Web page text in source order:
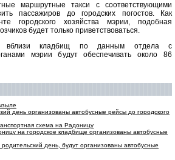
маршрутные такси с соответствующими
пассажиров до городских погостов. Как
городского хозяйства мэрии, подобная
будет только приветствоваться.
вблизи кладбищ по данным отдела с
мэрии будут обеспечивать около 86
день организованы автобусные рейсы до городского
схема на Радоницу
на городское кладбище организованы автобусные
день, будут организованы автобусные